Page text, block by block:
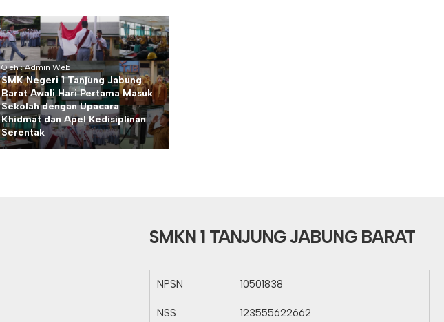
Oleh : Admin Web
SMK Negeri 1 Tanjung Jabung
Barat Awali Hari Pertama Masuk
Sekolah dengan Upacara
Khidmat dan Apel Kedisiplinan
Serentak
SMKN 1 TANJUNG JABUNG BARAT
NPSN 10501838
NSS 123555622662